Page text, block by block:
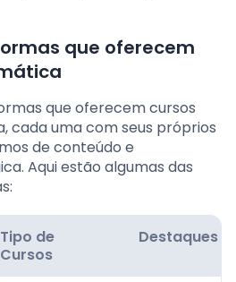
que oferecem
que oferecem cursos
cada uma com seus próprios
de conteúdo e
Aqui estão algumas das
Tipo de
Cursos
Destaques